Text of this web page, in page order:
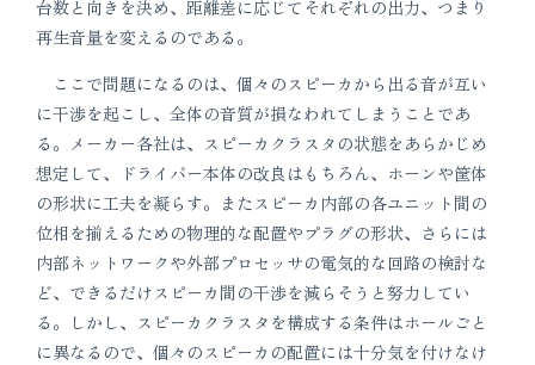
台数と向きを決め、距離差に応じてそれぞれの出力、つまり
再生音量を変えるのである。
ここで問題になるのは、個々のスピーカから出る音が互い
に干渉を起こし、全体の音質が損なわれてしまうことであ
る。メーカー各社は、スピーカクラスタの状態をあらかじめ
想定して、ドライバー本体の改良はもちろん、ホーンや筐体
の形状に工夫を凝らす。またスピーカ内部の各ユニット間の
位相を揃えるための物理的な配置やプラグの形状、さらには
内部ネットワークや外部プロセッサの電気的な回路の検討な
ど、できるだけスピーカ間の干渉を減らそうと努力してい
る。しかし、スピーカクラスタを構成する条件はホールごと
に異なるので、個々のスピーカの配置には十分気を付けなけ